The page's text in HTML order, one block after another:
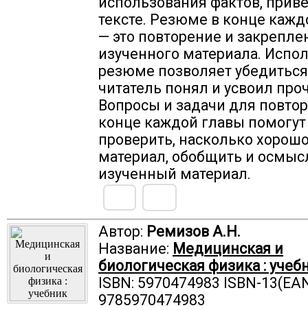
тексте. Резюме в конце
— это повторение и
изученного материала.
резюме позволяет
читатель понял и усвоил
Вопросы и задачи для
конце каждой главы
проверить, насколько
материал, обобщить и
изученный материал.
Автор: Ремизов А.Н.
Название: Медицинская и
биологическая физика :
ISBN: 5970474983 ISBN-
9785970474983